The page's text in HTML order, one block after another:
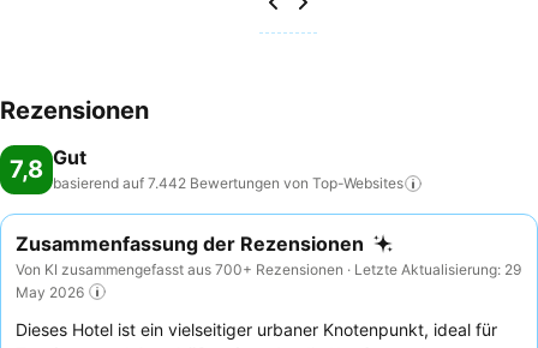
Rezensionen
7,8 Gut
basierend auf 7.442 Bewertungen von Top-Websites
Zusammenfassung der Rezensionen
Von KI zusammengefasst aus 700+ Rezensionen · Letzte Aktualisierung: 29
May 2026
Dieses Hotel ist ein vielseitiger urbaner Knotenpunkt, ideal für